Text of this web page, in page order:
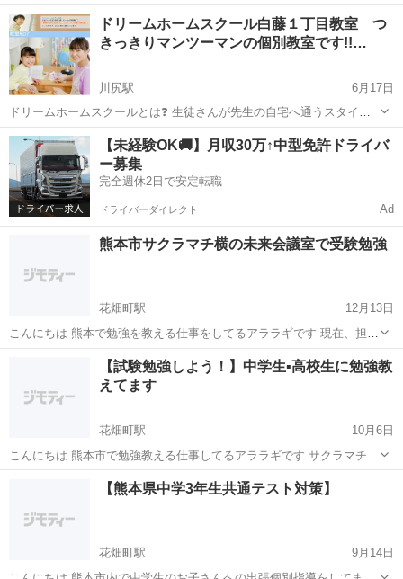
なく受験を迎えたい学生さんにオススメ！ 多彩なラインナップで楽に
弱点を克服できます。 一緒に志望校を目指しましょう！ 集え！中学生
高校生諸君 体験学...
熊本 八代市 八代駅
ドリームホームスクール白藤１丁目教室 つ
きっきりマンツーマンの個別教室です!!…
川尻駅
6月17日
ドリームホームスクールとは❓ 生徒さんが先生の自宅へ通うスタイル
の学習教室で、「勉強が苦手な生徒さんにマンツーマン指導を低料金
で！」という方針の下、2002年から運営しています。 完全1対1マンツ
ーマン指導✏ *理...
熊本 熊本市 川尻駅 塾
【未経験OK🚚】月収30万↑中型免許ドライバ
ー募集
完全週休2日で安定転職
ドライバーダイレクト Ad
熊本市サクラマチ横の未来会議室で受験勉強
花畑町駅
12月13日
こんにちは 熊本で勉強を教える仕事をしてるアララギです 現在、担当
してる生徒さんの何人かを未来会議室で教えております 私が未来会議
室に行く日に、ゲストとして無料で2時間までコワーキングスペースを
利用できます 受験前なの...
花畑町駅 塾 会議室
【試験勉強しよう！】中学生▪️高校生に勉強教
えてます
花畑町駅
10月6日
こんにちは 熊本市で勉強教える仕事してるアララギです サクラマチ横
の未来鍵室というコワーキングスペースで集中して勉強してみません
花畑町駅 塾
【熊本県中学3年生共通テスト対策】
花畑町駅
9月14日